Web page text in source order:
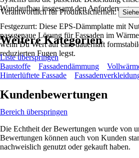
Wandaufbau insgesamt den Anforderungen
Festgezurrt: Diese EPS-Dämmplatte mit
passgenaue Lösung für Fassaden im
wenn Du Wert auf eine dauerhaft
reduzierten Fugen legst.
Verantwortlich für Produktsicherheit:
Weitere Kategorien
Liste überspringen
Baustoffe
Fassadendämmung
Hinterlüftete Fassade
Kundenbewertungen
Bereich überspringen
Die Echtheit der Bewertungen wurde von
Bewertungen können auch von Kunden
nachweislich genutzt oder gekauft haben.